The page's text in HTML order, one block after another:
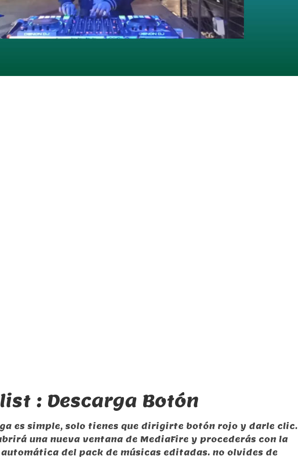
: Descarga Botón
es simple, solo tienes que dirigirte botón rojo y darle clic.
una nueva ventana de MediaFire y procederás con la
del pack de músicas editadas. no olvides de